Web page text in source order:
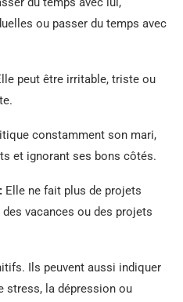
ou passer du temps avec
peut être irritable, triste ou
constamment son mari,
et ignorant ses bons côtés.
Elle ne fait plus de projets
vacances ou des projets
Ils peuvent aussi indiquer
stress, la dépression ou